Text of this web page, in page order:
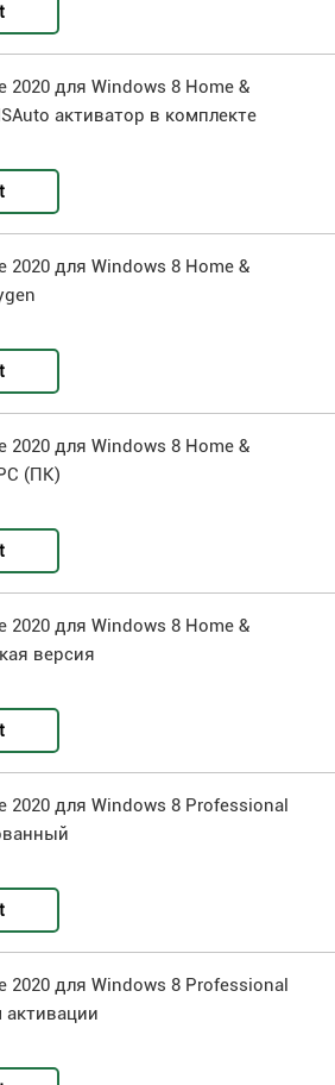
2020 для Windows 8 Home &
активатор в комплекте
2020 для Windows 8 Home &
2020 для Windows 8 Home &
(ПК)
2020 для Windows 8 Home &
версия
2020 для Windows 8 Professional
2020 для Windows 8 Professional